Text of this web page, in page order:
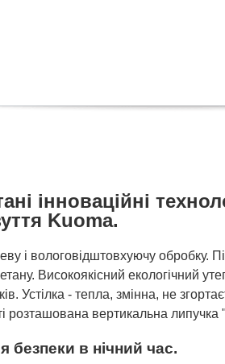
інноваційні
Kuoma.
і вологовідштовхуючу обробку.
Високоякісний екологічний
Устілка - тепла, змінна, не
розташована вертикальна липучка
безпеки в нічний час.